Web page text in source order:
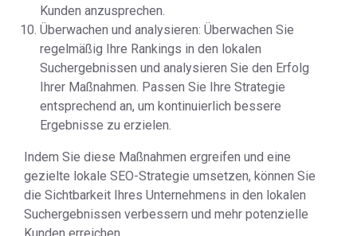
Kunden anzusprechen.
Überwachen und analysieren: Überwachen Sie
regelmäßig Ihre Rankings in den lokalen
Suchergebnissen und analysieren Sie den Erfolg
Ihrer Maßnahmen. Passen Sie Ihre Strategie
entsprechend an, um kontinuierlich bessere
Ergebnisse zu erzielen.
Indem Sie diese Maßnahmen ergreifen und eine
gezielte lokale SEO-Strategie umsetzen, können Sie
die Sichtbarkeit Ihres Unternehmens in den lokalen
Suchergebnissen verbessern und mehr potenzielle